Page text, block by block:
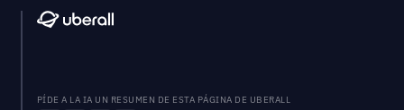
PÍDE A LA IA UN RESUMEN DE ESTA PÁGINA DE UBERALL